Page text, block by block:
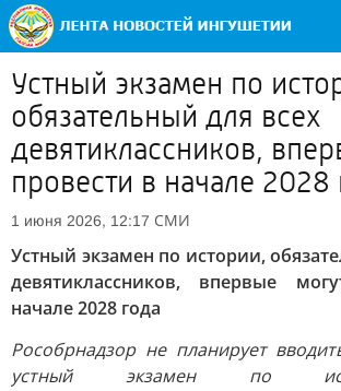
Устный экзамен по
обязательный для всех
девятиклассников,
провести в начале 2028
1 июня 2026, 12:17 СМИ
Устный экзамен по истории,
девятиклассников, впервые
начале 2028 года
Рособрнадзор не планирует
устный экзамен по